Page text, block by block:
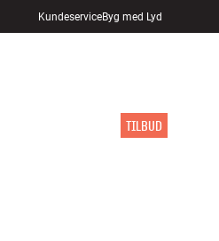
KundeserviceByg med Lyd
TILBUD